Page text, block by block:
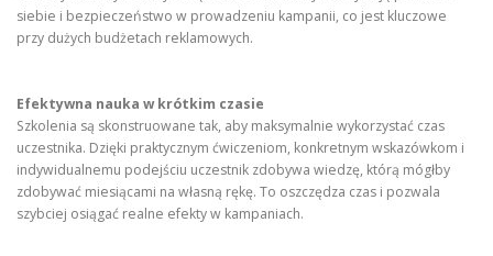
siebie i bezpieczeństwo w prowadzeniu kampanii, co jest kluczowe
przy dużych budżetach reklamowych.
Efektywna nauka w krótkim czasie
Szkolenia są skonstruowane tak, aby maksymalnie wykorzystać czas
uczestnika. Dzięki praktycznym ćwiczeniom, konkretnym wskazówkom i
indywidualnemu podejściu uczestnik zdobywa wiedzę, którą mógłby
zdobywać miesiącami na własną rękę. To oszczędza czas i pozwala
szybciej osiągać realne efekty w kampaniach.